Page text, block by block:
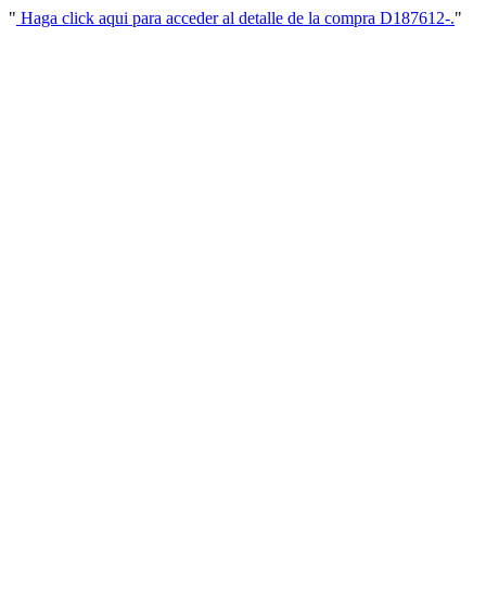
" Haga click aqui para acceder al detalle de la compra D187612-."